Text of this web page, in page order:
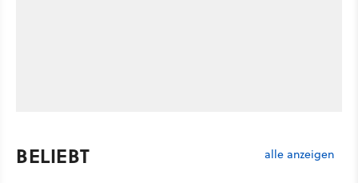
BELIEBT alle anzeigen